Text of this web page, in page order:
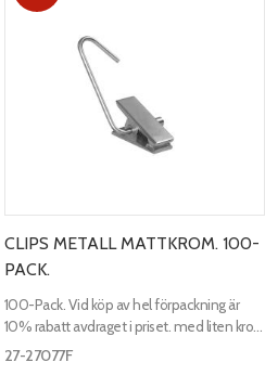
CLIPS METALL MATTKROM. 100-
PACK.
100-Pack. Vid köp av hel förpackning är
10% rabatt avdraget i priset. med liten krok.
Mattkrom. Totalmått 105 mm. Nypans
27-27077F